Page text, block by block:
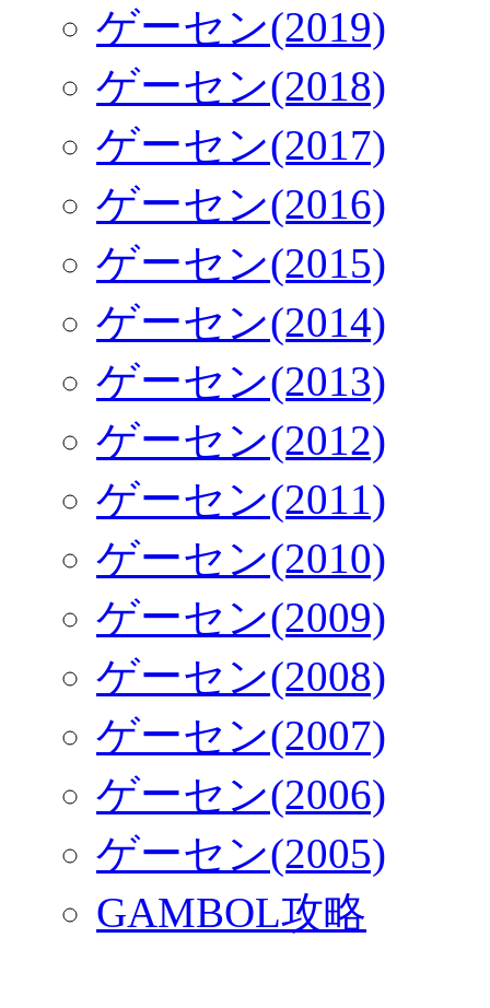
ゲーセン(2019)
ゲーセン(2018)
ゲーセン(2017)
ゲーセン(2016)
ゲーセン(2015)
ゲーセン(2014)
ゲーセン(2013)
ゲーセン(2012)
ゲーセン(2011)
ゲーセン(2010)
ゲーセン(2009)
ゲーセン(2008)
ゲーセン(2007)
ゲーセン(2006)
ゲーセン(2005)
GAMBOL攻略